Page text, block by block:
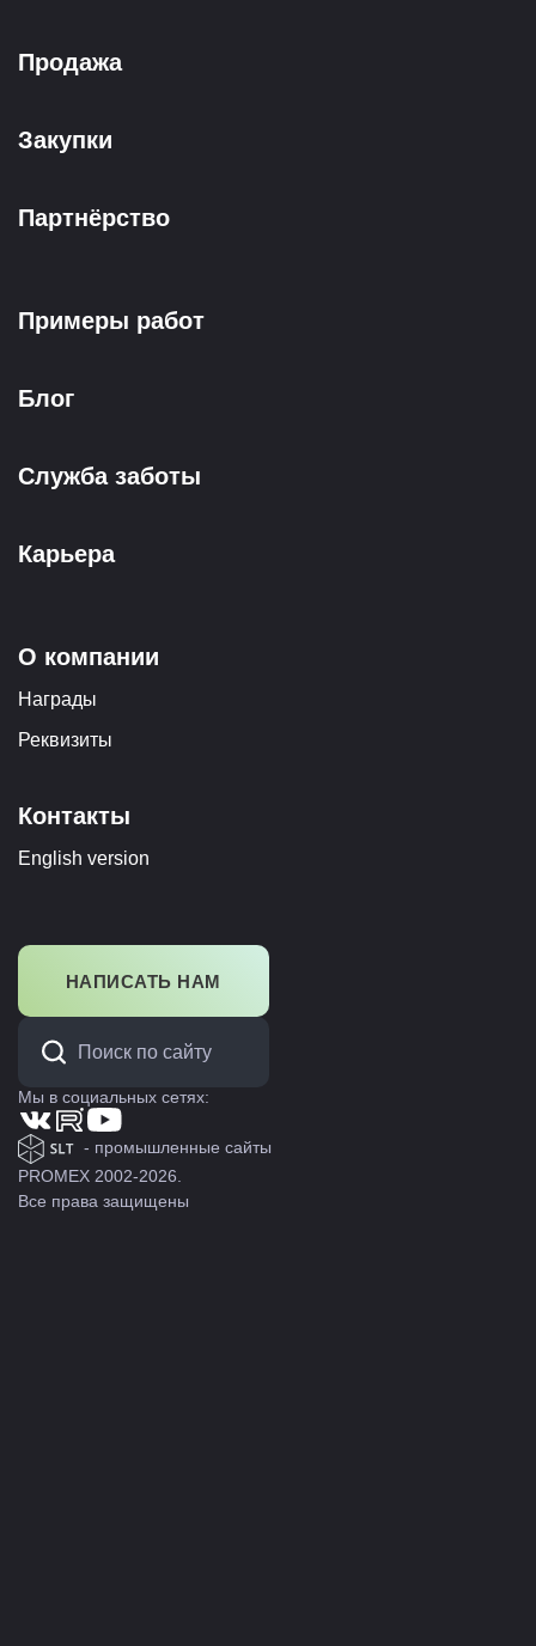
Продажа
Закупки
Партнёрство
Примеры работ
Блог
Служба заботы
Карьера
О компании
Награды
Реквизиты
Контакты
English version
НАПИСАТЬ НАМ
Мы в социальных сетях:
- промышленные сайты
PROMEX 2002-2026.
Все права защищены